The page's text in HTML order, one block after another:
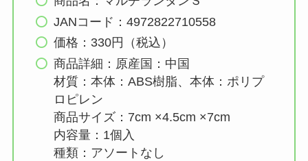
JANコード：4972822710558
価格：330円（税込）
商品詳細：原産国：中国
材質：本体：ABS樹脂、本体：ポリプ
ロピレン
商品サイズ：7cm ×4.5cm ×7cm
内容量：1個入
種類：アソートなし